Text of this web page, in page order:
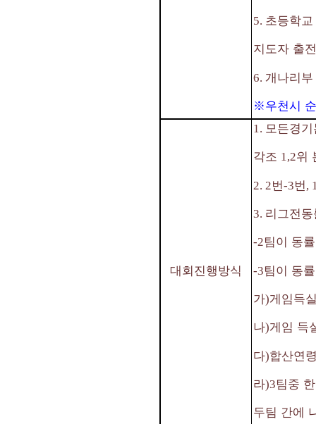
5. 초등학
지도자 출
6. 개나리
※우천시
대회진행방식
1. 모든경
각조 1,2위
2. 2번-3번,
3. 리그전
-2팀이 동
-3팀이 동
가)게임득
나)게임 득
다)합산연
라)3팀중
두팀 간에